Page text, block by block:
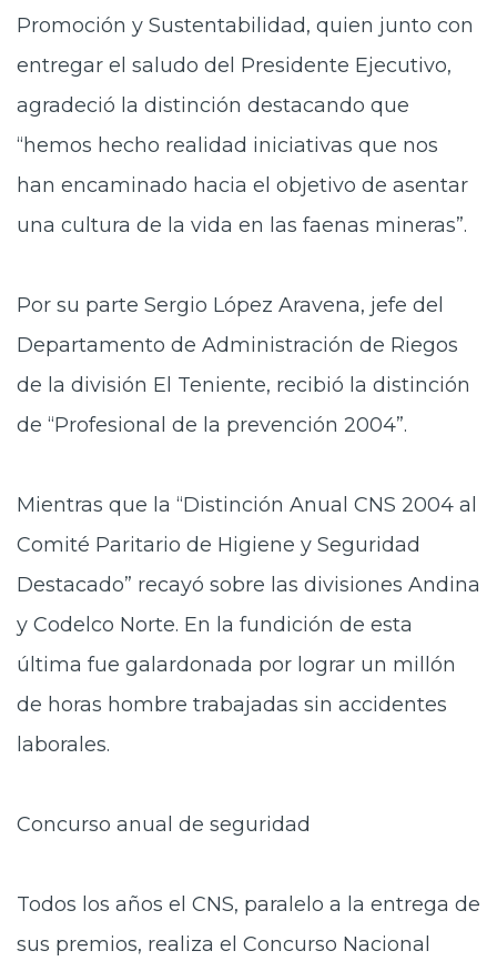
Promoción y Sustentabilidad, quien junto con
entregar el saludo del Presidente Ejecutivo,
agradeció la distinción destacando que
“hemos hecho realidad iniciativas que nos
han encaminado hacia el objetivo de asentar
una cultura de la vida en las faenas mineras”.
Por su parte Sergio López Aravena, jefe del
Departamento de Administración de Riegos
de la división El Teniente, recibió la distinción
de “Profesional de la prevención 2004”.
Mientras que la “Distinción Anual CNS 2004 al
Comité Paritario de Higiene y Seguridad
Destacado” recayó sobre las divisiones Andina
y Codelco Norte. En la fundición de esta
última fue galardonada por lograr un millón
de horas hombre trabajadas sin accidentes
laborales.
Concurso anual de seguridad
Todos los años el CNS, paralelo a la entrega de
sus premios, realiza el Concurso Nacional